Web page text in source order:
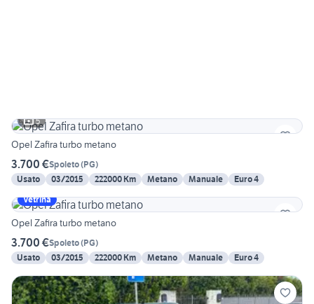
5
Opel Zafira turbo metano
3.700 €Spoleto(PG)
Usato
03/2015 222000 Km Metano Manuale
Euro 4
Vetrina
Opel Zafira turbo metano
3.700 €Spoleto(PG)
Usato
03/2015 222000 Km Metano Manuale Euro 4